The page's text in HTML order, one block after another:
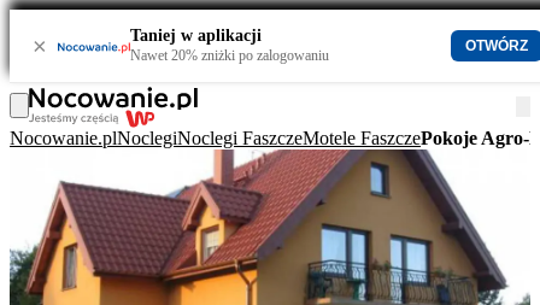
× Taniej w aplikacji
Nawet 20% zniżki po zalogowaniu
OTWÓRZ
Nocowanie.plNoclegiNoclegi FaszczeMotele FaszczePokoje Agro-